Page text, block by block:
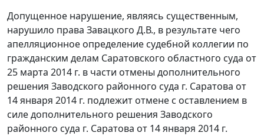
Допущенное нарушение, являясь существенным,
нарушило права Завацкого Д.В., в результате чего
апелляционное определение судебной коллегии по
гражданским делам Саратовского областного суда от
25 марта 2014 г. в части отмены дополнительного
решения Заводского районного суда г. Саратова от
14 января 2014 г. подлежит отмене с оставлением в
силе дополнительного решения Заводского
районного суда г. Саратова от 14 января 2014 г.